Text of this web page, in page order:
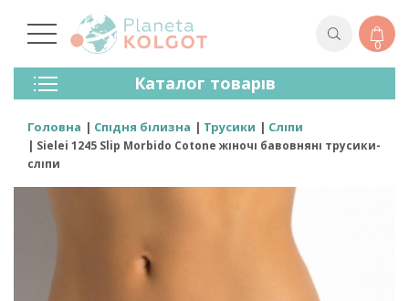
0
Каталог товарів
Колготки
Панчохи
Лосини (легінси)
Шкарпетки Та Гольфи
Спортивний Одяг
Для Чоловіків
Головна Спідня білизна Трусики Сліпи
Sielei 1245 Slip Morbido Cotone жіночі бавовняні трусики-
сліпи